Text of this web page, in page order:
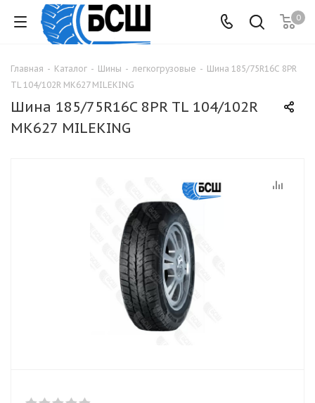
0
Главная - Каталог - Шины - легкогрузовые - Шина 185/75R16C 8PR
TL 104/102R МК627 MILEKING
Шина 185/75R16C 8PR TL 104/102R
МК627 MILEKING